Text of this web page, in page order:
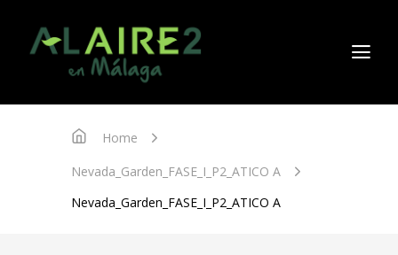
Home
Nevada_Garden_FASE_I_P2_ATICO A
Nevada_Garden_FASE_I_P2_ATICO A